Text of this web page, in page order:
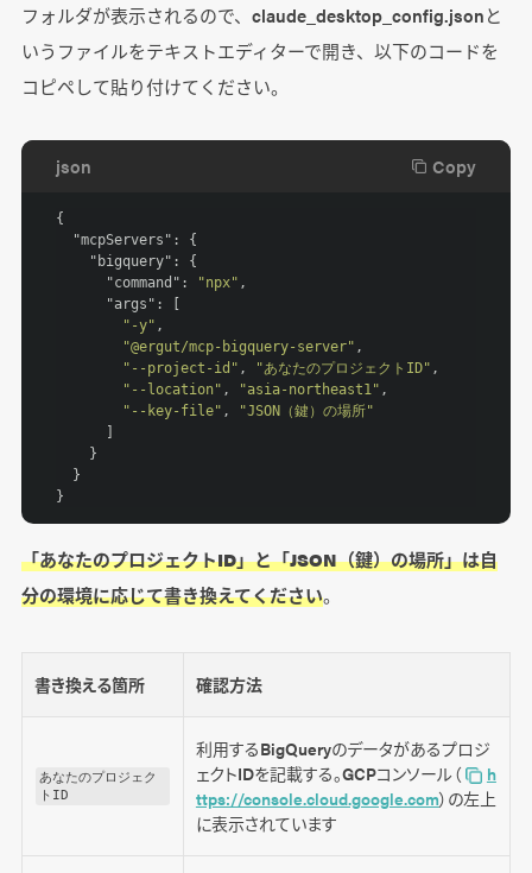
フォルダが表示されるので、claude_desktop_config.jsonと
いうファイルをテキストエディターで開き、以下のコードを
コピペして貼り付けてください。
json Copy
{
"mcpServers" : {
"bigquery" : {
"command" : "npx" ,
"args" : [
"-y" ,
"@ergut/mcp-bigquery-server" ,
"--project-id" , "あなたのプロジェクトID" ,
"--location" , "asia-northeast1" ,
"--key-file" ,
"JSON（鍵）の場所"
「あなたのプロジェクトID」と「JSON（鍵）の場所」は自
分の環境に応じて書き換えてください。
書き換える箇所 確認方法
あなたのプロジェク
トID
利用するBigQueryのデータがあるプロジ
ェクトIDを記載する。GCPコンソール（
h
ttps://console.cloud.google.com）の左上
に表示されています